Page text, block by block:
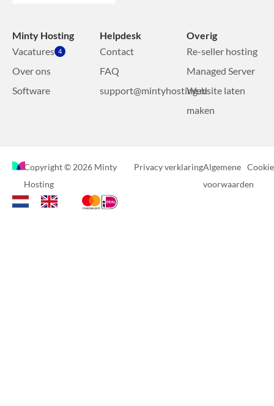
Minty Hosting
Vacatures 4
Over ons
Software
Helpdesk
Contact
FAQ
support@mintyhosting.nl
Overig
Re-seller hosting
Managed Server
Website laten
maken
Copyright © 2026 Minty
Hosting
Privacy verklaringAlgemene
voorwaarden